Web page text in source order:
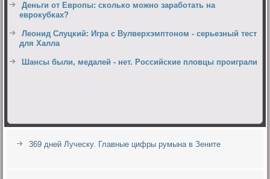
Деньги от Европы: сколько можно заработать на
еврокубках?
Леонид Слуцкий: Игра с Вулверхэмптоном - серьезный тест
для Халла
Шансы были, медалей - нет. Российские пловцы проиграли
369 дней Луческу. Главные цифры румына в Зените